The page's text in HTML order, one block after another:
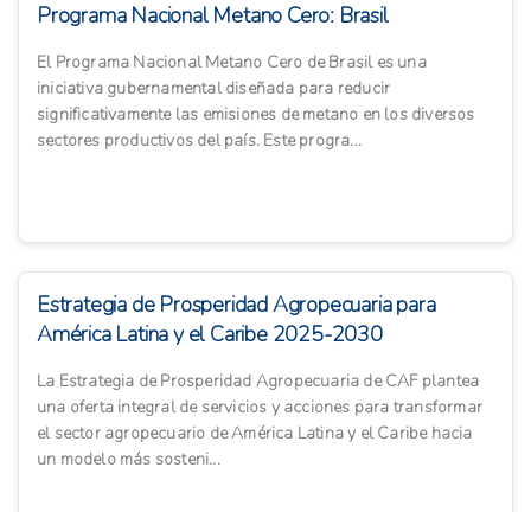
Programa Nacional Metano Cero: Brasil
El Programa Nacional Metano Cero de Brasil es una
iniciativa gubernamental diseñada para reducir
significativamente las emisiones de metano en los diversos
sectores productivos del país. Este progra...
Estrategia de Prosperidad Agropecuaria para
América Latina y el Caribe 2025-2030
La Estrategia de Prosperidad Agropecuaria de CAF plantea
una oferta integral de servicios y acciones para transformar
el sector agropecuario de América Latina y el Caribe hacia
un modelo más sosteni...